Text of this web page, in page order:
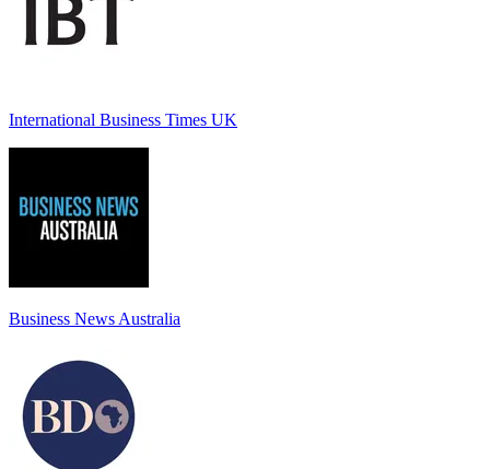
International Business Times UK
Business News Australia